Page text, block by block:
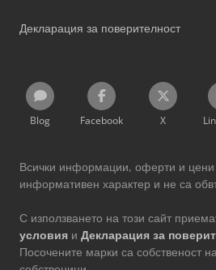
Декларация за поверителност
Blog Facebook X
Всички информации, оферти и цени
информативен характер и не са
С използването на този сайт
условия и Декларация за
Посочените марки са собственост